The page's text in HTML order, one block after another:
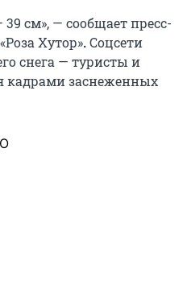
см», — сообщает пресс-
Хутор».Соцсети
снега — туристы и
кадрами заснеженных